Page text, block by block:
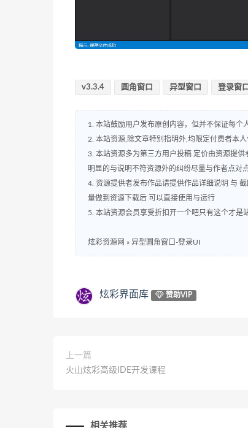
v3.3.4 圆角窗口 异型窗口 登录窗口
1. 本站鼓励用户发布原创内容，但并不保证每个
2. 本站资源,除文章特别指明外,均限定付费者本
3. 本站资源多为第三方用户投稿 定价由资源提
明显的与说明不符资源外的纠纷尽量与作者点对
4. 资源提供者发布作品请提供作品详细说明 与
量做到资源下载后 可以直接使用与运行
5. 本站资源会员享受折扣开一个吧只有这个才是
炫彩资源网 » 异型圆角窗口-登录UI
炫彩界面库 赞助VIP
上一篇
火山炫彩高级IDE开发课程
相关推荐